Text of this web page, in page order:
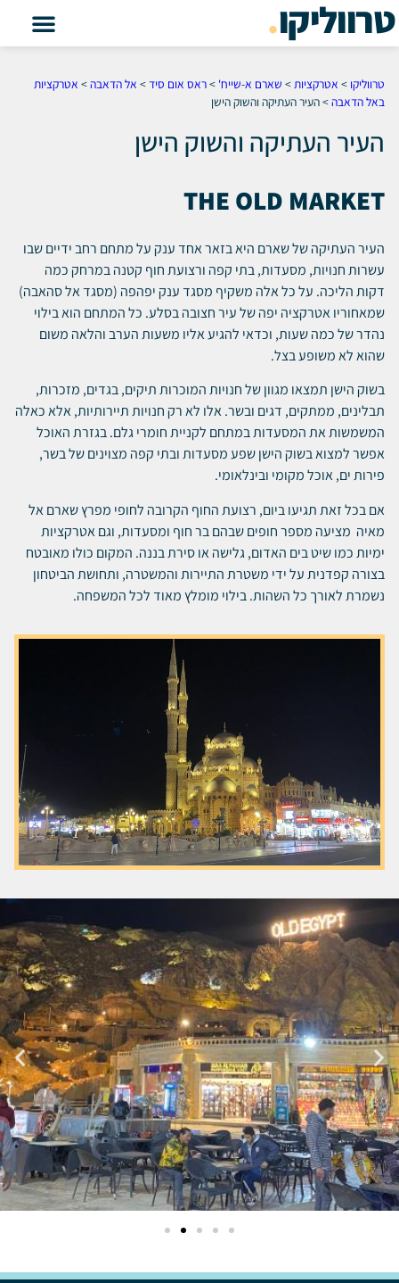
טרווליקו.
טרווליקו > אטרקציות> שארם א-שייח' >ראס אום סיד> אל הדאבה> אטרקציות
באל הדאבה>העיר העתיקה והשוק הישן
העיר העתיקה והשוק הישן
THE OLD MARKET
העיר העתיקה של שארם היא בזאר אחד ענק על מתחם רחב ידיים שבו
עשרות חנויות, מסעדות, בתי קפה ורצועת חוף קטנה במרחק כמה
דקות הליכה. על כל אלה משקיף מסגד ענק יפהפה (מסגד אל סהאבה)
שמאחוריו אטרקציה יפה של עיר חצובה בסלע. כל המתחם הוא בילוי
נהדר של כמה שעות, וכדאי להגיע אליו משעות הערב והלאה משום
שהוא לא משופע בצל.
בשוק הישן תמצאו מגוון של חנויות המוכרות תיקים, בגדים, מזכרות,
תבלינים, ממתקים, דגים ובשר. אלו לא רק חנויות תיירותיות, אלא כאלה
המשמשות את המסעדות במתחם לקניית חומרי גלם. בגזרת האוכל
אפשר למצוא בשוק הישן שפע מסעדות ובתי קפה מצוינים של בשר,
פירות ים, אוכל מקומי ובינלאומי.
אם בכל זאת תגיעו ביום, רצועת החוף הקרובה לחופי מפרץ שארם אל
מאיה מציעה מספר חופים שבהם בר חוף ומסעדות, וגם אטרקציות
ימיות כמו שיט בים האדום, גלישה או סירת בננה. המקום כולו מאובטח
בצורה קפדנית על ידי משטרת התיירות והמשטרה, ותחושת הביטחון
נשמרת לאורך כל השהות. בילוי מומלץ מאוד לכל המשפחה.